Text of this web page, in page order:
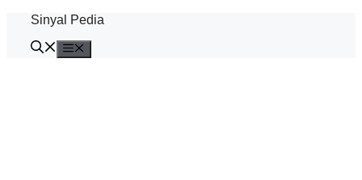
Langsung
Sinyal Pedia